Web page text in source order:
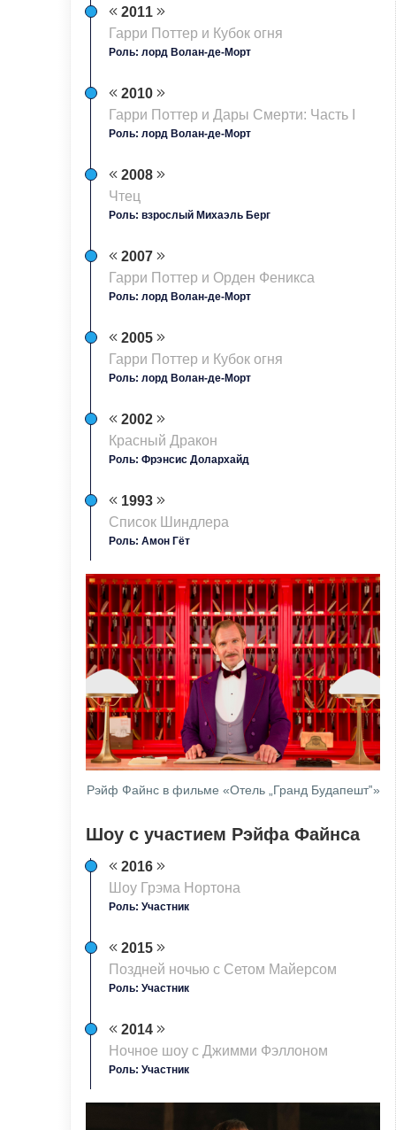
2011
Гарри Поттер и Кубок огня
Роль: лорд Волан-де-Морт
2010
Гарри Поттер и Дары Смерти: Часть I
Роль: лорд Волан-де-Морт
2008
Чтец
Роль: взрослый Михаэль Берг
2007
Гарри Поттер и Орден Феникса
Роль: лорд Волан-де-Морт
2005
Гарри Поттер и Кубок огня
Роль: лорд Волан-де-Морт
2002
Красный Дракон
Роль: Фрэнсис Долархайд
1993
Список Шиндлера
Роль: Амон Гёт
Рэйф Файнс в фильме «Отель „Гранд Будапешт‟»
Шоу с участием Рэйфа Файнса
2016
Шоу Грэма Нортона
Роль: Участник
2015
Поздней ночью с Сетом Майерсом
Роль: Участник
2014
Ночное шоу с Джимми Фэллоном
Роль: Участник